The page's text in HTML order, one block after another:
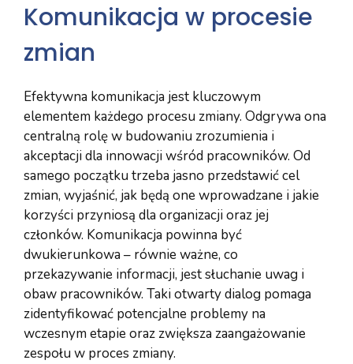
Komunikacja w procesie
zmian
Efektywna komunikacja jest kluczowym
elementem każdego procesu zmiany. Odgrywa ona
centralną rolę w budowaniu zrozumienia i
akceptacji dla innowacji wśród pracowników. Od
samego początku trzeba jasno przedstawić cel
zmian, wyjaśnić, jak będą one wprowadzane i jakie
korzyści przyniosą dla organizacji oraz jej
członków. Komunikacja powinna być
dwukierunkowa – równie ważne, co
przekazywanie informacji, jest słuchanie uwag i
obaw pracowników. Taki otwarty dialog pomaga
zidentyfikować potencjalne problemy na
wczesnym etapie oraz zwiększa zaangażowanie
zespołu w proces zmiany.